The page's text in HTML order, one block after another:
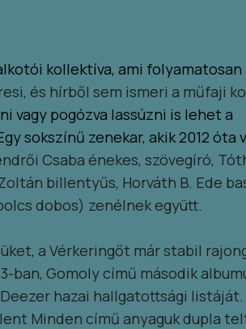
kollektíva, ami folyamatosan
és hírből sem ismeri a műfaji
vagy pogózva lassúzni is lehet a
sokszínű zenekar, akik 2012 óta
Csaba énekes, szövegíró,
billentyűs, Horváth B. Ede
dobos) zenélnek együtt.
a Vérkeringőt már stabil
ban, Gomoly című második
hazai hallgatottsági listáját.
Minden című anyaguk dupla